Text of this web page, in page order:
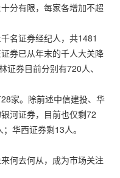
分有限，每家各增加不超
名证券经纪人，共1481
券已从年末的千人大关降
券目前分别有720人、
家。除前述中信建投、华
河证券，目前也仅剩72
华西证券剩13人。
何去何从，成为市场关注